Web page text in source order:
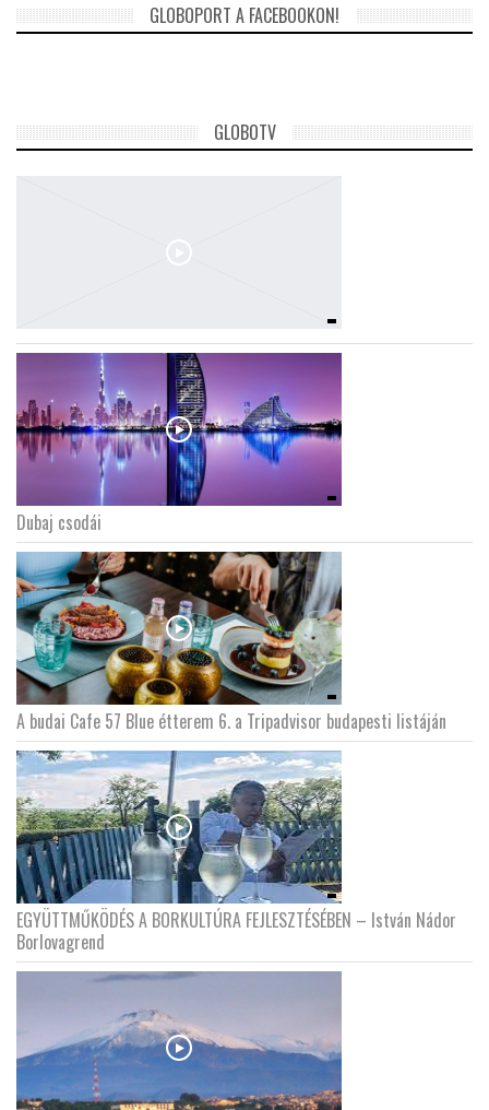
GLOBOPORT A FACEBOOKON!
GLOBOTV
Dubaj csodái
A budai Cafe 57 Blue étterem 6. a Tripadvisor budapesti listáján
EGYÜTTMŰKÖDÉS A BORKULTÚRA FEJLESZTÉSÉBEN – István Nádor
Borlovagrend